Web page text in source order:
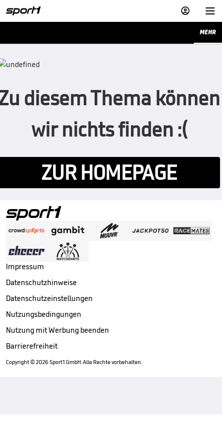


MEHR
diesem Thema können
wir nichts finden :(
ZUR HOMEPAGE
Impressum
Datenschutzhinweise
Datenschutzeinstellungen
Nutzungsbedingungen
Nutzung mit Werbung beenden
Barrierefreiheit
Copyright ©2026 Sport1 GmbH. Alle Rechte vorbehalten.